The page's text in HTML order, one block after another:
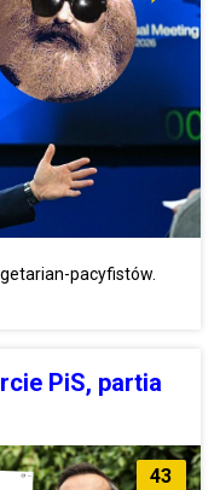
pacyfistów.
PiS, partia
43